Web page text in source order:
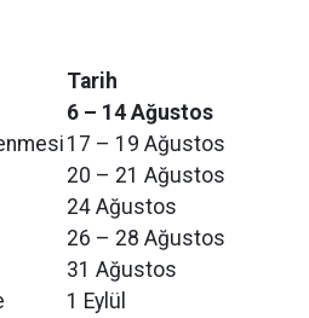
Tarih
6 – 14 Ağustos
17 – 19 Ağustos
20 – 21 Ağustos
24 Ağustos
26 – 28 Ağustos
31 Ağustos
1 Eylül